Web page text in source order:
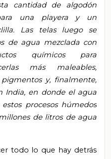
cantidad de algodón
una playera y un
Las telas luego se
de agua mezclada con
químicos para
más maleables,
y, finalmente,
India, en donde el agua
procesos húmedos
de litros de agua
todo lo que hay detrás